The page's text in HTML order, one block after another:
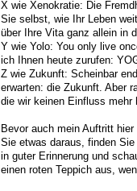
X wie Xenokratie: Die
Sie selbst, wie Ihr Leben
über Ihre Vita ganz allein in
Y wie Yolo: You only live
ich Ihnen heute zurufen:
Z wie Zukunft: Scheinbar
erwarten: die Zukunft. Aber
die wir keinen Einfluss mehr
Bevor auch mein Auftritt
Sie etwas daraus, finden
in guter Erinnerung und
einen roten Teppich aus,